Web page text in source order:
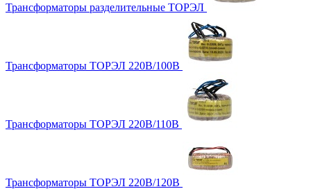
Трансформаторы разделительные ТОРЭЛ
Трансформаторы ТОРЭЛ 220В/100В
Трансформаторы ТОРЭЛ 220В/110В
Трансформаторы ТОРЭЛ 220В/120В